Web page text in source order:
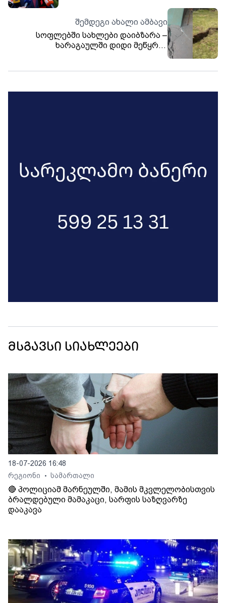
შემდეგი ახალი ამბავი
სოფლებში სახლები დაიბზარა –
ხარაგაულში დიდი მეწყრის
მსგავსი სიახლეები
18-07-2026 16:48
რეგიონი
• სამართალი
🔴 პოლიციამ მარნეულში, მამის მკვლელობისთვის
ბრალდებული მამაკაცი, სარფის საზღვარზე
დააკავა